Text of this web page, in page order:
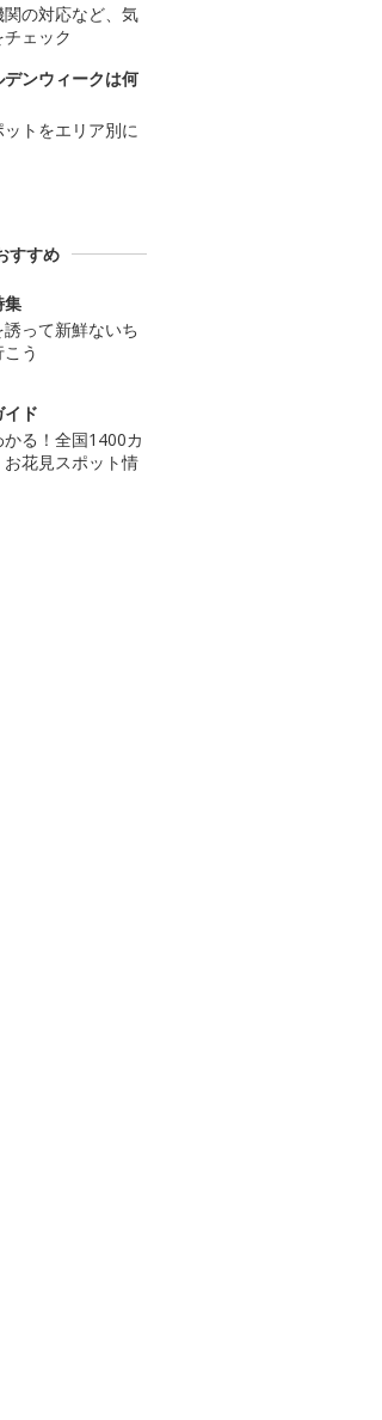
の対応など、気
ェック
ンウィークは何
トをエリア別に
すすめ
集
って新鮮ないち
う
ド
かる！全国1400カ
花見スポット情